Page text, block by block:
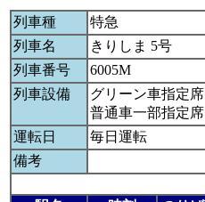
列車種
特急
列車名
きりしま 5号
列車番号
6005M
列車設備
グリーン車指定席
普通車一部指定席
運転日
毎日運転
備考